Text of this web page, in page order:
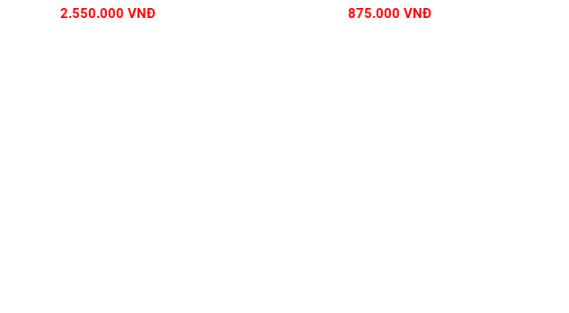
đánh giá
2.550.000 VNĐ
đánh giá
875.000VNĐ